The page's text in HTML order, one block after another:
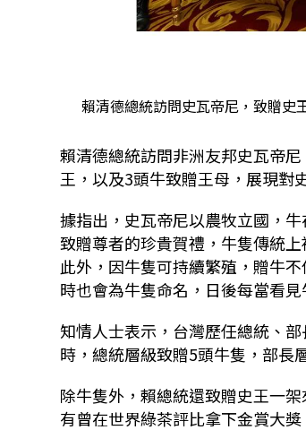
賴清德總統訪問史瓦帝尼，致贈史
賴清德總統訪問非洲友邦史瓦帝
王，以及3頭牛致贈王母，展現對
據指出，史瓦帝尼以農牧立國，
致贈尊者的珍貴賀禮，牛隻傳統
此外，因牛隻可持續繁殖，贈牛
時也會為牛隻命名，日後每當看
知情人士表示，台灣歷任總統、
時，總統層級致贈5頭牛隻，部長
除牛隻外，賴總統還致贈史王一
有曾在世界綠茶評比拿下金賞大